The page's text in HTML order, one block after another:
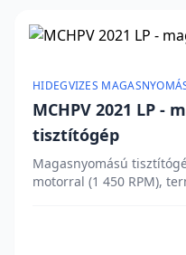
W, feszültség: 400 V,
árajánlat?
HIDEGVIZES
MCHPV 2021 LP -
tisztítógép
Magasnyomású
motorral (1 450 RPM),
dugattyúval és
feszültségű Total Stop